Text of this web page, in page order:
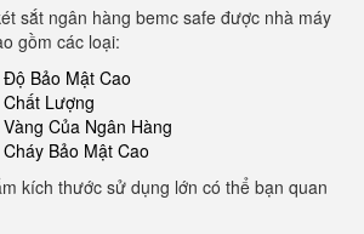
sắt ngân hàng bemc safe được nhà máy
gồm các loại:
Bảo Mật Cao
Lượng
Của Ngân Hàng
Bảo Mật Cao
kích thước sử dụng lớn có thể bạn quan